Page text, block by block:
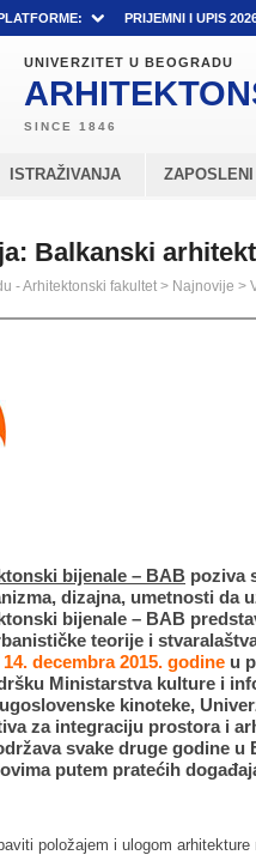
PRIJEMNI I UPIS
UNIVERZITET U BEOGRADU
ISTRAŽIVANJA ZAPOSLENI
Balkanski
- Arhitektonski fakultet > Najnovije >
bijenale – BAB poziva
dizajna, umetnosti da
bijenale – BAB
teorije i
decembra 2015. godine u
Ministarstva kulture i
kinoteke,
za integraciju prostora i
svake druge godine
putem pratećih
položajem i ulogom